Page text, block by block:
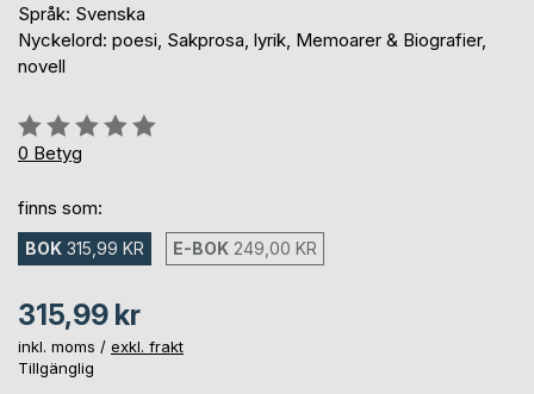
Språk: Svenska
Nyckelord: poesi, Sakprosa, lyrik, Memoarer & Biografier,
novell
Betyg::
0%
0 Betyg
finns som:
BOK 315,99 KR E-BOK 249,00 KR
315,99 kr
inkl. moms / exkl. frakt
Tillgänglig